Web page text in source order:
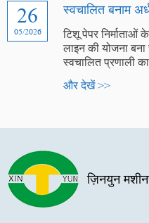
26
05/2026
टिशू पेपर निर्माताओं
लाइन की योजना
स्वचालित प्रणाली
प्रणाली का।
और देखें >>
ज़िनयुन